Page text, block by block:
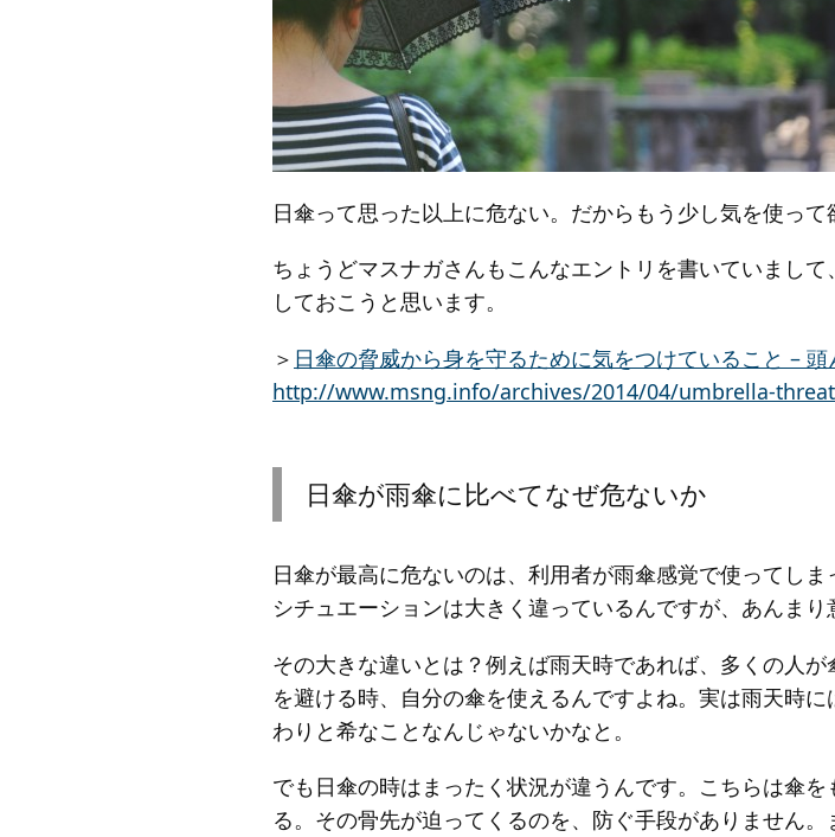
日傘って思った以上に危ない。だからもう少し気を使って
ちょうどマスナガさんもこんなエントリを書いていまし
しておこうと思います。
＞ 日傘の脅威から身を守るために気をつけていること – 頭
http://www.msng.info/archives/2014/04/umbrella-
日傘が雨傘に比べてなぜ危ないか
日傘が最高に危ないのは、利用者が雨傘感覚で使ってし
シチュエーションは大きく違っているんですが、あんまり
その大きな違いとは？例えば雨天時であれば、多くの人
を避ける時、自分の傘を使えるんですよね。実は雨天時
わりと希なことなんじゃないかなと。
でも日傘の時はまったく状況が違うんです。こちらは傘
る。その骨先が迫ってくるのを、防ぐ手段がありません